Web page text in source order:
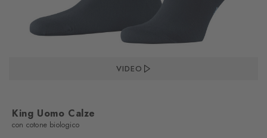
VIDEO
King Uomo Calze
con cotone biologico